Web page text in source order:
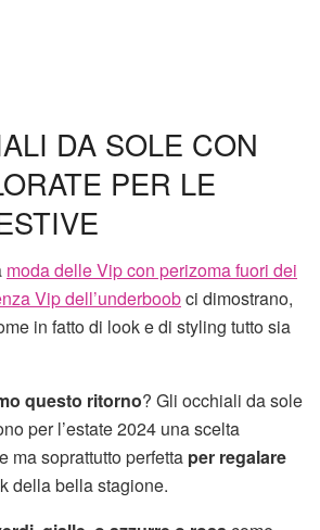
DA SOLE CON
PER LE
moda delle Vip con perizoma fuori dei
Vip dell’underboobci dimostrano,
in fatto di look e di styling tutto sia
questo ritorno? Gli occhiali da sole
per l’estate 2024 una scelta
ma soprattutto perfetta per regalare
della bella stagione.